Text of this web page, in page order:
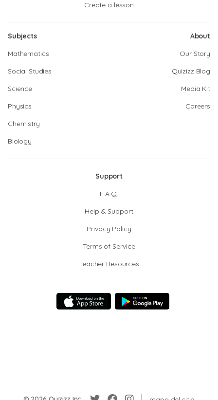
Create a lesson
Subjects
Mathematics
Social Studies
Science
Physics
Chemistry
Biology
About
Our Story
Quizizz Blog
Media Kit
Careers
Support
F.A.Q.
Help & Support
Privacy Policy
Terms of Service
Teacher Resources